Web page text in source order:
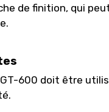
de finition, qui
600 doit être